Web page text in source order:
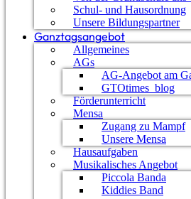
Schul- und Hausordnung
Unsere Bildungspartner
Ganztagsangebot
Allgemeines
AGs
AG-Angebot am
GTOtimes_blog
Förderunterricht
Mensa
Zugang zu Mampf
Unsere Mensa
Hausaufgaben
Musikalisches Angebot
Piccola Banda
Kiddies Band
Mobilität Ungarn 2023